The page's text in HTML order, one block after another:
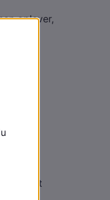
oplever,
det godt